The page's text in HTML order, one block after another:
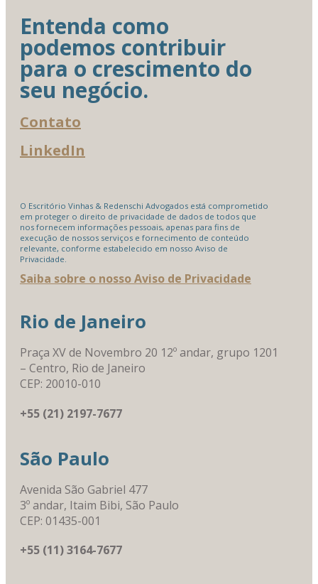
Entenda como
podemos contribuir
para o crescimento do
seu negócio.
Contato
LinkedIn
O Escritório Vinhas & Redenschi Advogados está comprometido
em proteger o direito de privacidade de dados de todos que
nos fornecem informações pessoais, apenas para fins de
execução de nossos serviços e fornecimento de conteúdo
relevante, conforme estabelecido em nosso Aviso de
Privacidade.
Saiba sobre o nosso Aviso de Privacidade
Rio de Janeiro
Praça XV de Novembro 20 12º andar, grupo 1201
– Centro, Rio de Janeiro
CEP: 20010-010
+55 (21) 2197-7677
São Paulo
Avenida São Gabriel 477
3º andar, Itaim Bibi, São Paulo
CEP: 01435-001
+55 (11) 3164-7677